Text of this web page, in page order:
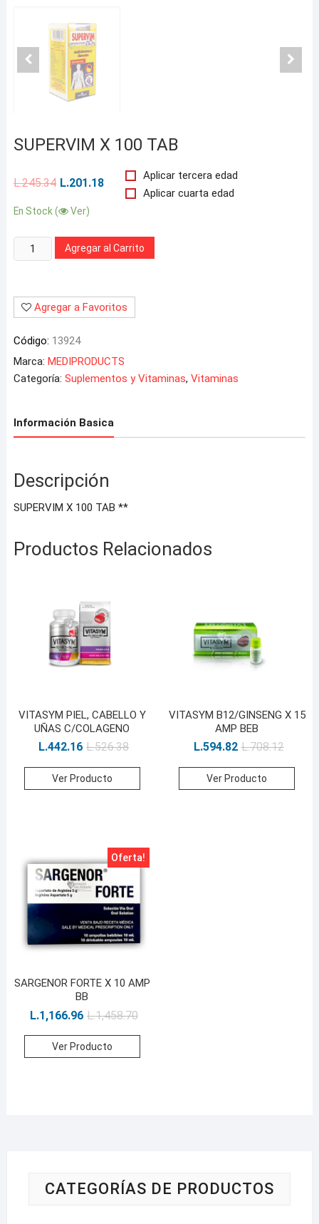
SUPERVIM X 100 TAB
L.245.34 L.201.18
Aplicar tercera edad
Aplicar cuarta edad
En Stock ( Ver)
Cantidad: Agregar al Carrito
Agregar a Favoritos
Código: 13924
Marca: MEDIPRODUCTS
Categoría: Suplementos y Vitaminas, Vitaminas
Información Basica
Descripción
SUPERVIM X 100 TAB **
Productos Relacionados
VITASYM PIEL, CABELLO Y
UÑAS C/COLAGENO
L.526.38
L.442.16
Ver Producto
VITASYM B12/GINSENG X 15
AMP BEB
L.708.12
L.594.82
Ver Producto
Oferta!
SARGENOR FORTE X 10 AMP
BB
L.1,458.70
L.1,166.96
Ver Producto
CATEGORÍAS DE PRODUCTOS